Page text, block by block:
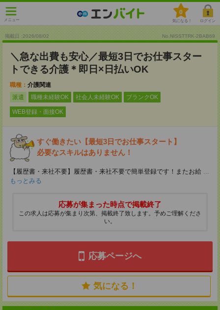
メニュー
0
気になる！ ログイン
掲載日 :2026/08/02 No.NISSTTRK-2BAB69
＼急な出費も安心／最短3日でお仕事スター
トできる介護＊即日×日払いOK
職種： 介護関連
派遣
職種未経験OK 社会人未経験OK ブランクOK
WEB登録・面接OK
すぐ働きたい【最短3日でお仕事スタート】
必要なスキルはありません！
【履歴書・来社不要】履歴書・来社不要で簡単登録です！またお給 ...
もっとみる
応募が集まった時点で掲載終了
この求人は応募が集まり次第、掲載終了致します。予めご理解くださ
い。
応募ページへ
気になる！